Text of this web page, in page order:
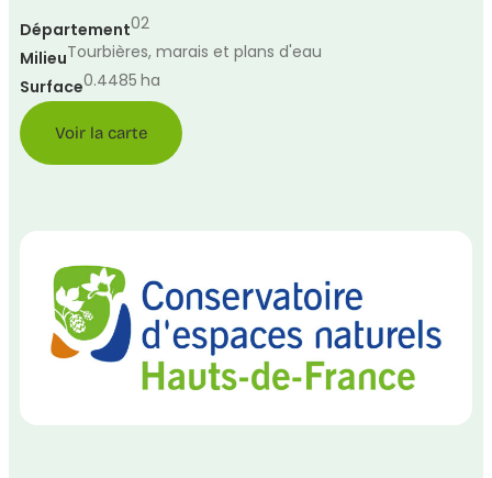
Département02
MilieuTourbières, marais et plans d'eau
Surface0.4485 ha
Voir la carte